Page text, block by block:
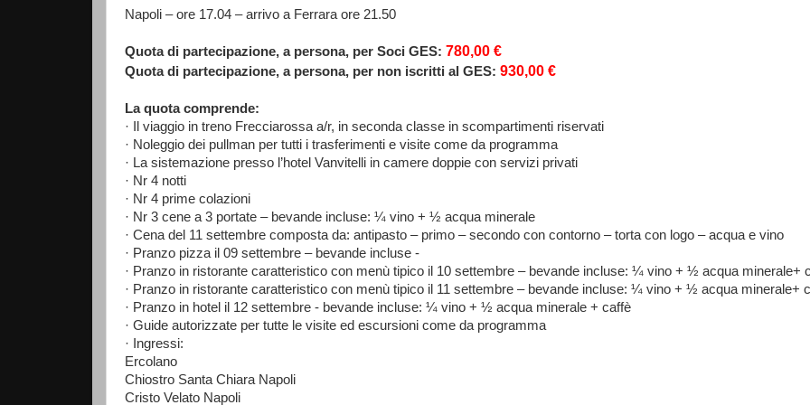
Napoli – ore 17.04 – arrivo a Ferrara ore 21.50
Quota di partecipazione, a persona, per Soci GES: 780,00 €
Quota di partecipazione, a persona, per non iscritti al GES: 930,00 €
La quota comprende:
· Il viaggio in treno Frecciarossa a/r, in seconda classe in scompartimenti riservati
· Noleggio dei pullman per tutti i trasferimenti e visite come da programma
· La sistemazione presso l’hotel Vanvitelli in camere doppie con servizi privati
· Nr 4 notti
· Nr 4 prime colazioni
· Nr 3 cene a 3 portate – bevande incluse: ¼ vino + ½ acqua minerale
· Cena del 11 settembre composta da: antipasto – primo – secondo con contorno – torta con logo – acqua e vino
· Pranzo pizza il 09 settembre – bevande incluse -
· Pranzo in ristorante caratteristico con menù tipico il 10 settembre – bevande incluse: ¼ vino + ½ acqua minerale+
· Pranzo in ristorante caratteristico con menù tipico il 11 settembre – bevande incluse: ¼ vino + ½ acqua minerale+
· Pranzo in hotel il 12 settembre - bevande incluse: ¼ vino + ½ acqua minerale + caffè
· Guide autorizzate per tutte le visite ed escursioni come da programma
· Ingressi:
Ercolano
Chiostro Santa Chiara Napoli
Cristo Velato Napoli